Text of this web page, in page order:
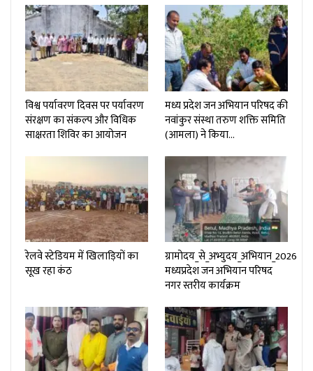
विश्व पर्यावरण दिवस पर पर्यावरण
संरक्षण का संकल्प और विधिक
साक्षरता शिविर का आयोजन
मध्य प्रदेश जन अभियान परिषद की
नवांकुर संस्था तरुण शक्ति समिति
(आमला) ने किया…
रेलवे स्टेडियम में खिलाड़ियों का
सूख रहा कंठ
ग्रामोदय_से_अभ्युदय_अभियान_2026
मध्यप्रदेश जन अभियान परिषद
नगर स्तरीय कार्यक्रम